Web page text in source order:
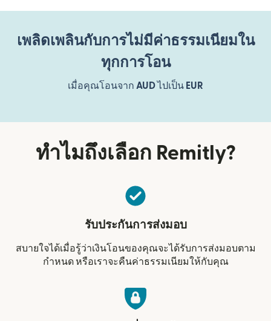
เพลิดเพลินกับการไม่มีค่าธรรมเนียมใน
ทุกการโอน
เมื่อคุณโอนจาก AUDไปเป็น EUR
ทำไมถึงเลือก Remitly?
รับประกันการส่งมอบ
สบายใจได้เมื่อรู้ว่าเงินโอนของคุณจะได้รับการส่งมอบตาม
กำหนด หรือเราจะคืนค่าธรรมเนียมให้กับคุณ